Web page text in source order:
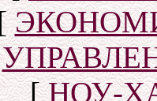
[НОУ-